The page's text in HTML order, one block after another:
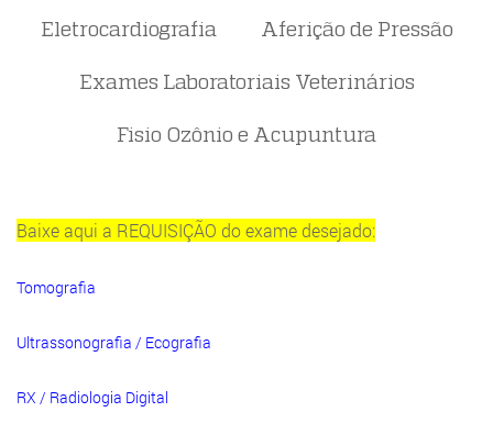
Eletrocardiografia Aferição de Pressão
Exames Laboratoriais Veterinários
Fisio Ozônio e Acupuntura
Baixe aqui a REQUISIÇÃO do exame desejado:
Tomografia
Ultrassonografia / Ecografia
RX / Radiologia Digital